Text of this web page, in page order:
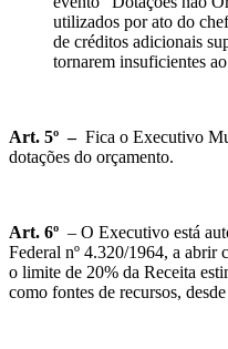
utilizados por ato do
de créditos adicionais
tornarem insuficientes
Art. 5º – Fica o Executivo
dotações do orçamento.
Art. 6º – O Executivo está
Federal nº 4.320/1964, a abrir
o limite de 20% da Receita
como fontes de recursos,